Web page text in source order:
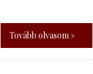
Tovább olvasom »